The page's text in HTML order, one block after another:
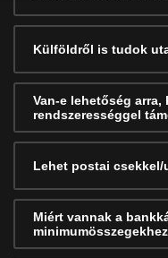
Külföldről is tudok
Van-e lehetőség
rendszerességgel
Lehet postai
Miért vannak a